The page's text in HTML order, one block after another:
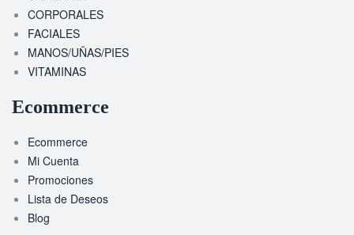
CORPORALES
FACIALES
MANOS/UÑAS/PIES
VITAMINAS
Ecommerce
Ecommerce
Mi Cuenta
Promociones
Lista de Deseos
Blog